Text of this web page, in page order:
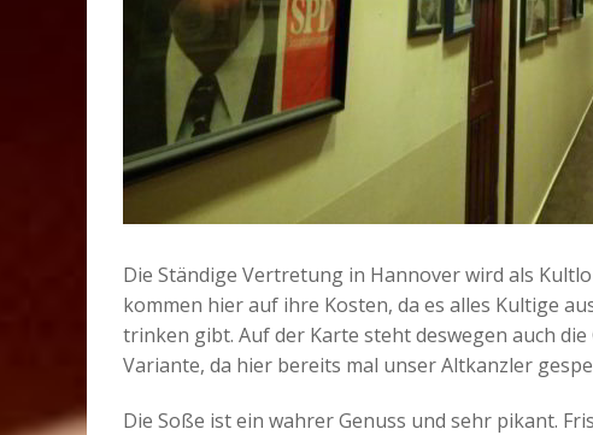
Die Ständige Vertretung in Hannover wird als
kommen hier auf ihre Kosten, da es alles Kultige
trinken gibt. Auf der Karte steht deswegen auch
Variante, da hier bereits mal unser Altkanzler
Die Soße ist ein wahrer Genuss und sehr pikant.